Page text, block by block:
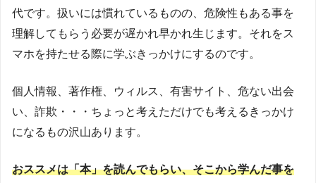
代です。扱いには慣れているものの、危険性もある事を
理解してもらう必要が遅かれ早かれ生じます。それをス
マホを持たせる際に学ぶきっかけにするのです。
個人情報、著作権、ウィルス、有害サイト、危ない出会
い、詐欺・・・ちょっと考えただけでも考えるきっかけ
になるもの沢山あります。
おススメは「本」を読んでもらい、そこから学んだ事を